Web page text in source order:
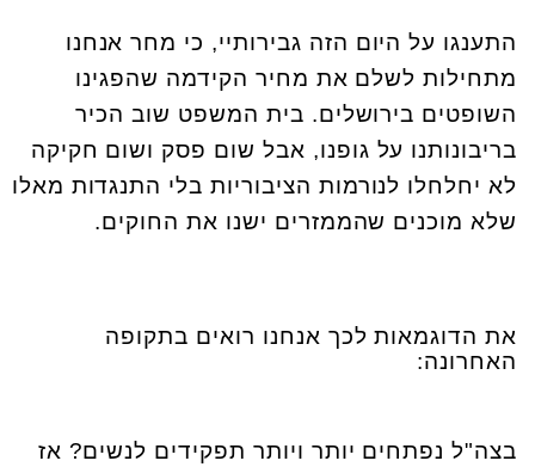
התענגו על היום הזה גבירותיי, כי מחר אנחנו
מתחילות לשלם את מחיר הקידמה שהפגינו
השופטים בירושלים. בית המשפט שוב הכיר
בריבונותנו על גופנו, אבל שום פסק ושום חקיקה
לא יחלחלו לנורמות הציבוריות בלי התנגדות מאלו
שלא מוכנים שהממזרים ישנו את החוקים.
את הדוגמאות לכך אנחנו רואים בתקופה
האחרונה:
בצה"ל נפתחים יותר ויותר תפקידים לנשים? אז